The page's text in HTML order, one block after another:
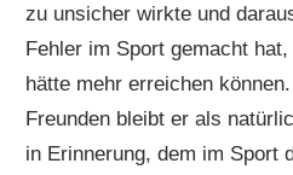
zu unsicher wirkte und
Fehler im Sport gemacht
hätte mehr erreichen
Freunden bleibt er als
in Erinnerung, dem im Sport